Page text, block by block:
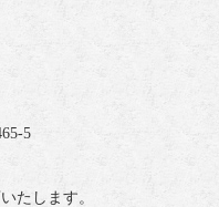
5
たします。